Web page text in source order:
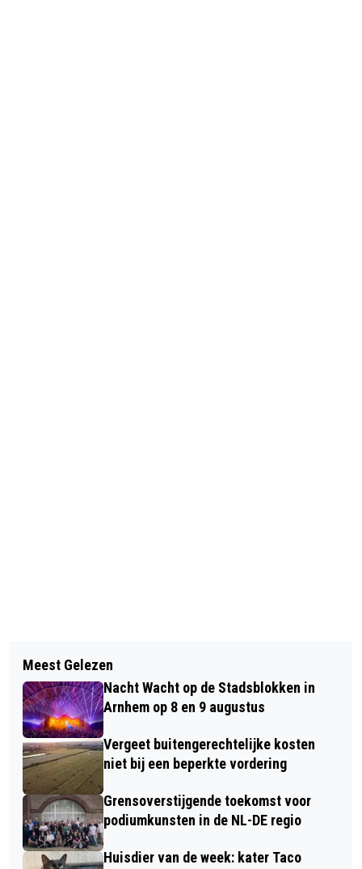
GEZOCHT: VRIJWILLIGER VOOR HET
MAKEN VAN DE LUNCH BIJ ONS HUIS
OPENING OEFENSTEMBUREAU OP 10
MAART IN DE BIBLIOTHEEK
Meest Gelezen
Nacht Wacht op de Stadsblokken in
Arnhem op 8 en 9 augustus
Vergeet buitengerechtelijke kosten
niet bij een beperkte vordering
Grensoverstijgende toekomst voor
podiumkunsten in de NL-DE regio
Huisdier van de week: kater Taco